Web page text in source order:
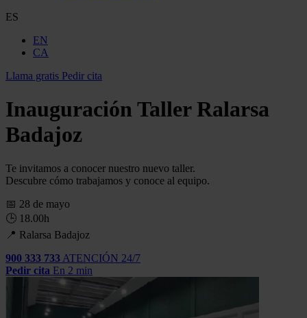
ES
EN
CA
Llama gratis Pedir cita
Inauguración Taller Ralarsa
Badajoz
Te invitamos a conocer nuestro nuevo taller.
Descubre cómo trabajamos y conoce al equipo.
📅 28 de mayo
🕒 18.00h
📍 Ralarsa Badajoz
900 333 733 ATENCIÓN 24/7
Pedir cita En 2 min